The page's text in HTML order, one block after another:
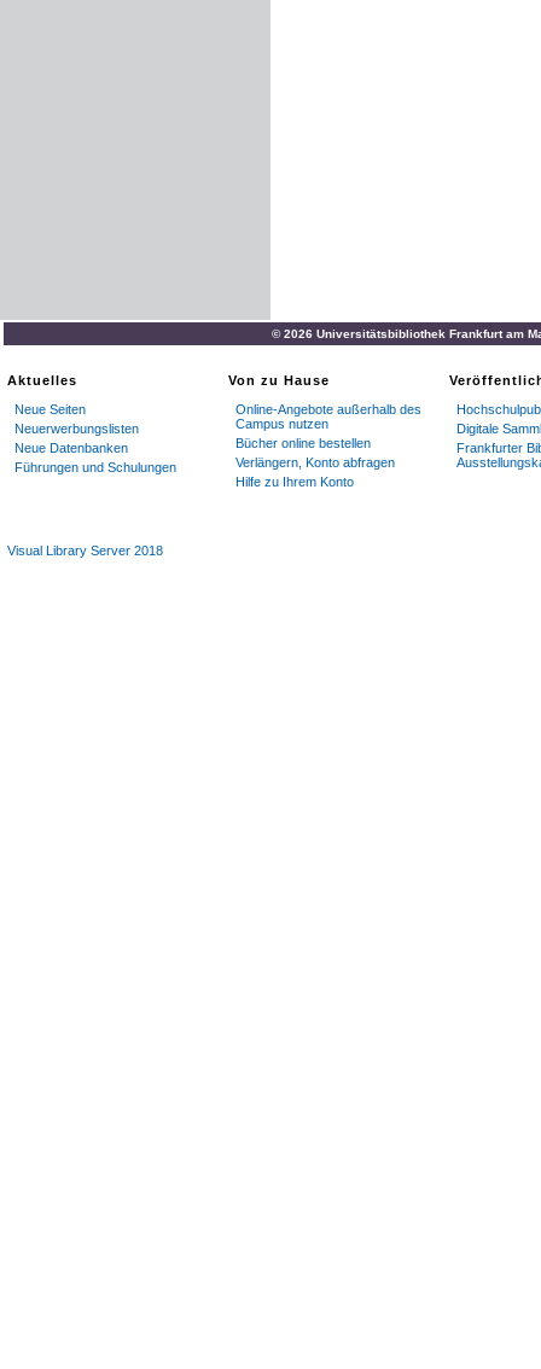
© 2026 Universitätsbibliothek Frankfurt am
Aktuelles
Neue Seiten
Neuerwerbungslisten
Neue Datenbanken
Führungen und Schulungen
Von zu Hause
Online-Angebote außerhalb des
Campus nutzen
Bücher online bestellen
Verlängern, Konto abfragen
Hilfe zu Ihrem Konto
Digitale
Frankfurter
Visual Library Server 2018